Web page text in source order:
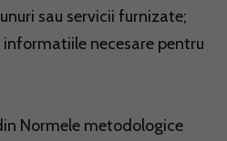
sau servicii furnizate;
necesare pentru
Normele metodologice